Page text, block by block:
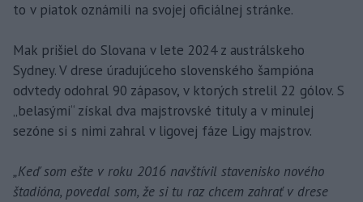
to v piatok oznámili na svojej oficiálnej stránke.
Mak prišiel do Slovana v lete 2024 z austrálskeho
Sydney. V drese úradujúceho slovenského šampióna
odvtedy odohral 90 zápasov, v ktorých strelil 22 gólov. S
„belasými“ získal dva majstrovské tituly a v minulej
sezóne si s nimi zahral v ligovej fáze Ligy majstrov.
„Keď som ešte v roku 2016 navštívil stavenisko nového
štadióna, povedal som, že si tu raz chcem zahrať v drese